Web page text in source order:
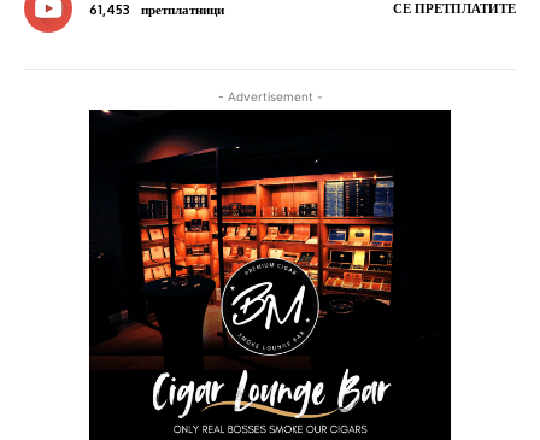
61,453 претплатници СЕ ПРЕТПЛАТИТЕ
- Advertisement -